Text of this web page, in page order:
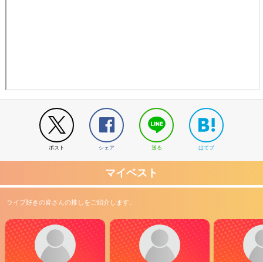
ポスト シェア 送る はてブ
マイベスト
ライブ好きの皆さんの推しをご紹介します。